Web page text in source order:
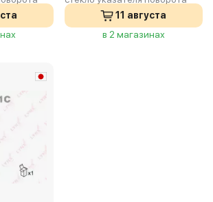
11 августа
в 2 магазинах